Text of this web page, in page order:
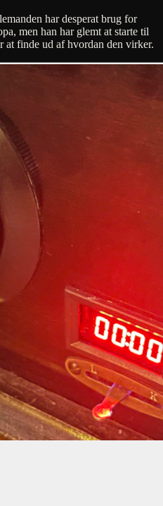
har desperat brug for
men han har glemt at starte til
at finde ud af hvordan den virker.